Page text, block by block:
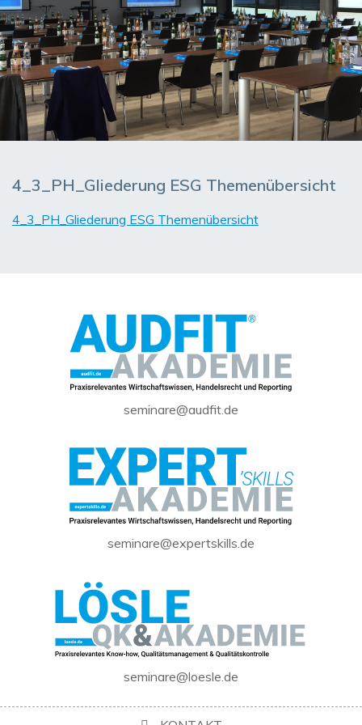
4_3_PH_Gliederung ESG Themenübersicht
4_3_PH_Gliederung ESG Themenübersicht
seminare@audfit.de
seminare@expertskills.de
seminare@loesle.de